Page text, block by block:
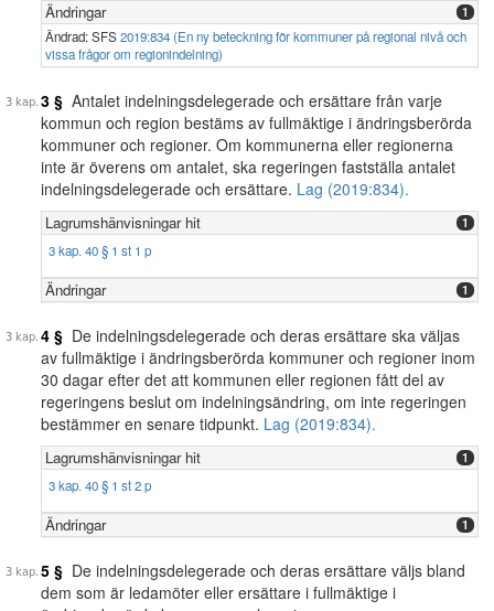
Ändringar 1
Ändrad: SFS2019:834 (En ny beteckning för kommuner på regional nivå och
vissa frågor om regionindelning)
3 § Antalet indelningsdelegerade och ersättare från varje
kommun och region bestäms av fullmäktige i ändringsberörda
kommuner och regioner. Om kommunerna eller regionerna
inte är överens om antalet, ska regeringen fastställa antalet
indelningsdelegerade och ersättare. Lag (2019:834).
Lagrumshänvisningar hit 1
3 kap. 40 § 1 st 1 p
Ändringar 1
4 § De indelningsdelegerade och deras ersättare ska väljas
av fullmäktige i ändringsberörda kommuner och regioner inom
30 dagar efter det att kommunen eller regionen fått del av
regeringens beslut om indelningsändring, om inte regeringen
bestämmer en senare tidpunkt. Lag (2019:834).
Lagrumshänvisningar hit 1
3 kap. 40 § 1 st 2 p
Ändringar 1
5 § De indelningsdelegerade och deras ersättare väljs bland
dem som är ledamöter eller ersättare i fullmäktige i